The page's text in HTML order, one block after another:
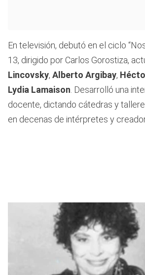
En televisión, debutó en el ciclo
13, dirigido por Carlos Gorostiza,
Lincovsky, Alberto Argibay,
Lydia Lamaison. Desarrolló una
docente, dictando cátedras y
en decenas de intérpretes y